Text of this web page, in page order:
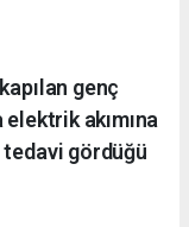
genç
akımına
tedavi gördüğü